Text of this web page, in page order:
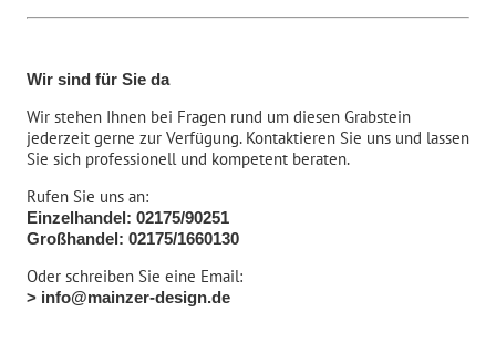
Wir sind für Sie da
Wir stehen Ihnen bei Fragen rund um diesen Grabstein
jederzeit gerne zur Verfügung. Kontaktieren Sie uns und lassen
Sie sich professionell und kompetent beraten.
Rufen Sie uns an:
Einzelhandel: 02175/90251
Großhandel: 02175/1660130
Oder schreiben Sie eine Email:
> info@mainzer-design.de